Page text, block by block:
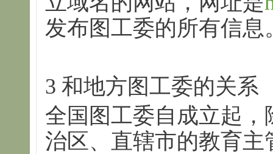
发布图工委的所有信息
3 和地方图工委的关系
全国图工委自成立起
治区、直辖市的教育